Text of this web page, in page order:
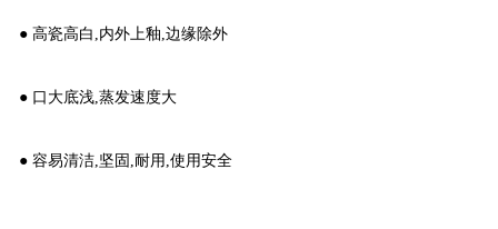
● 高瓷高白,内外上釉,边缘除外
● 口大底浅,蒸发速度大
● 容易清洁,坚固,耐用,使用安全